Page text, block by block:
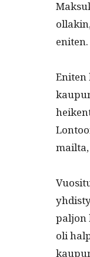
eniten.
paljon
oli